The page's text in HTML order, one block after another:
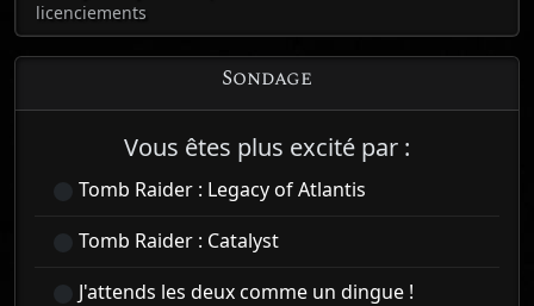
licenciements
Sondage
Vous êtes plus excité par :
Tomb Raider : Legacy of Atlantis
Tomb Raider : Catalyst
J'attends les deux comme un dingue !